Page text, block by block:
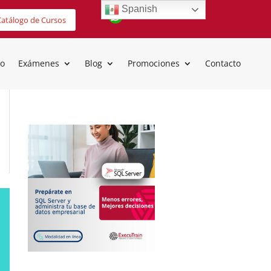
de Cursos
Exámenes Blog Promociones Contacto
Spanish